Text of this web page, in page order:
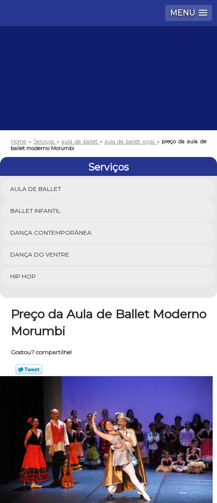
MENU
Home » Serviços» aula de ballet » aula de ballet royal» preço da aula de
ballet moderno Morumbi
Serviços
AULA DE BALLET
BALLET INFANTIL
DANÇA CONTEMPORÂNEA
DANÇA DO VENTRE
HIP HOP
Preço da Aula de Ballet Moderno
Morumbi
Gostou? compartilhe!